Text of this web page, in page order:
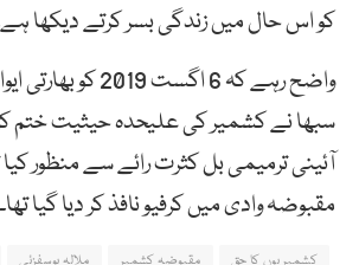
کو اس حال میں زندگی بسر کرتے دیکھا
واضح رہے کہ 6 اگست
سبھا نے کشمیر کی علیحدہ حیثیت ختم
آئینی ترمیمی بل کثرت رائے سے منظور
مقبوضہ وادی میں کرفیو نافذ کر دیا گیا تھا۔
کشمیریوں کا حق مقبوضہ کشمیر ملالہ یوسفزئی